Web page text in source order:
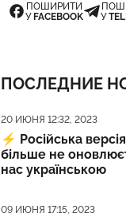
ПОШИРИТИ
У FACEBOOK
У
ПОСЛЕДНИЕ
Дата публикации
20 ИЮНЯ 12:32, 2023
⚡️ Російська
більше не
нас українською
Дата публикации
09 ИЮНЯ 17:15, 2023